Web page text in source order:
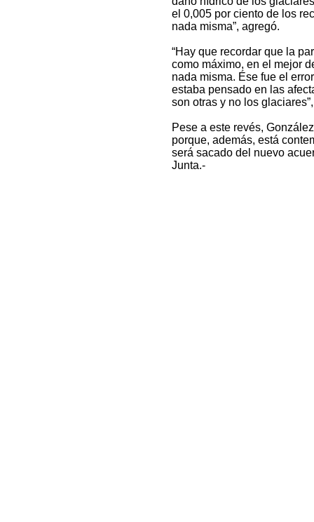
el 0,005 por ciento de los
nada misma”, agregó.
“Hay que recordar que la
como máximo, en el mejor
nada misma. Ése fue el
estaba pensado en las
son otras y no los
Pese a este revés,
porque, además, está
será sacado del nuevo
Junta.-